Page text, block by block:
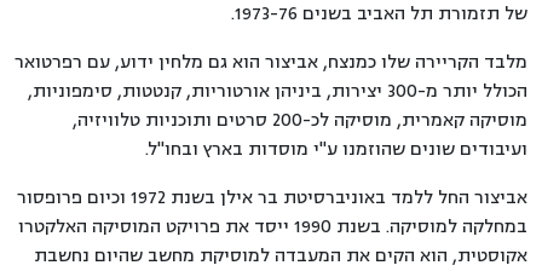
של תזמורת תל האביב בשנים 1973-76.
מלבד הקריירה שלו כמנצח, אביצור הוא גם מלחין ידוע, עם רפרטואר
הכולל יותר מ-300 יצירות, ביניהן אורטוריות, קנטטות, סימפוניות,
מוסיקה קאמרית, מוסיקה לכ-200 סרטים ותוכניות טלוויזיה,
ועיבודים שונים שהוזמנו ע"י מוסדות בארץ ובחו"ל.
אביצור החל ללמד באוניברסיטת בר אילן בשנת 1972 וכיום פרופסור
במחלקה למוסיקה. בשנת 1990 ייסד את פרויקט המוסיקה האלקטרו
אקוסטית, הוא הקים את המעבדה למוסיקת מחשב שהיום נחשבת